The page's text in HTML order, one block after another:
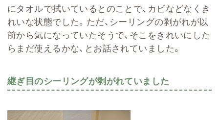
にタオルで拭いているとのことで、カビなどなくき
れいな状態でした。ただ、シーリングの剥がれが以
前から気になっていたそうで、そこをきれいにした
らまだ使えるかな、とお話されていました。
継ぎ目のシーリングが剥がれていました